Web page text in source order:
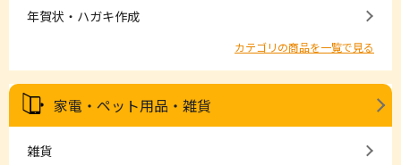
年賀状・ハガキ作成
カテゴリの商品を一覧で見る
家電・ペット用品・雑貨
雑貨